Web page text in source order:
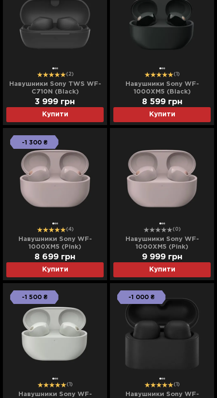
(2)
Навушники Sony TWS WF-
C710N (Black)
Купити
3 999 грн
(1)
Навушники Sony WF-
1000XM5 (Black)
(WF1000XM5B.CE7) (EU)
Купити
8 599 грн
-1 300 ₴
(4)
Навушники Sony WF-
1000XM5 (Pink)
(WF1000XM5P.CE7) (EU)
Купити
8 699 грн
(0)
Навушники Sony WF-
1000XM5 (Pink)
(WF1000XM5P.CE7) (UA)
Купити
9 999 грн
-1 500 ₴
(1)
Навушники Sony WF-
-1 000 ₴
(1)
Навушники Sony WF-